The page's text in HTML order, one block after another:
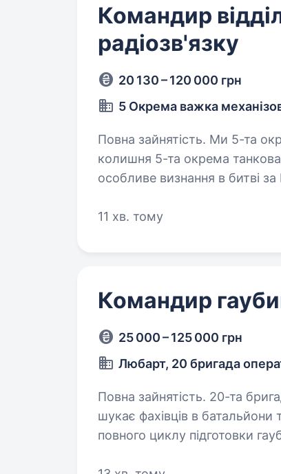
Командир
радіозв'язку
20 130 – 120 000 грн
5 Окрема важка
Повна зайнятість. Ми 5-та окрема важка механізована бригада ЗСУ,
колишня 5-та окрема
особливе визнання в битві
11 хв. тому
Командир
25 000 – 125 000 грн
Любарт, 20 бригада
Повна зайнятість. 20-та бригада оперативного призначення «Любарт»
шукає фахівців в батальйони та
повного циклу підготовки